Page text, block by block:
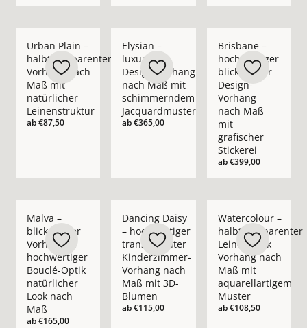
Urban Plain –
halbtransparenter
Vorhang nach
Maß mit
natürlicher
Leinenstruktur
ab€87,50
Elysian –
luxuriöser
Design-Vorhang
nach Maß mit
schimmerndem
Jacquardmuster
ab€365,00
Brisbane –
hochwertiger
blickdichter
Design-
Vorhang
nach Maß
mit
grafischer
Stickerei
ab€399,00
Malva –
blickdichter
Vorhang in
hochwertiger
Bouclé-Optik
natürlicher
Look nach
Maß
ab€165,00
Dancing Daisy
– hochwertiger
transparenter
Kinderzimmer-
Vorhang nach
Maß mit 3D-
Blumen
ab€115,00
Watercolour –
halbtransparenter
Leinenoptik
Vorhang nach
Maß mit
aquarellartigem
Muster
ab€108,50